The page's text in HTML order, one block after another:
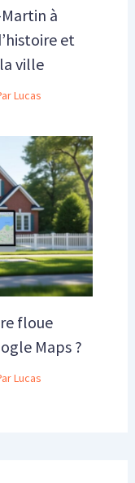
à
et
ville
Lucas
floue
Maps ?
Lucas